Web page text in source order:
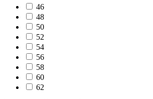
46
48
50
52
54
56
58
60
62